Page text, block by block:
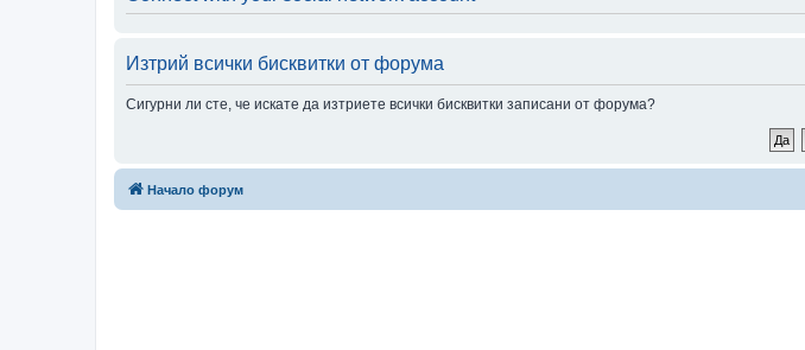
Изтрий всички бисквитки от форума
Сигурни ли сте, че искате да изтриете всички бисквитки записани от форума?
Начало форум